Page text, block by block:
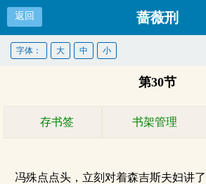
返回 蔷薇刑
字体： 大 中 小
第30节
存书签 书架管理
冯殊点点头，立刻对着森吉斯夫妇讲了